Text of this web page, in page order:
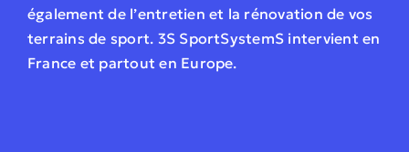
également de l’entretien et la rénovation de vos
terrains de sport. 3S SportSystemS intervient en
France et partout en Europe.